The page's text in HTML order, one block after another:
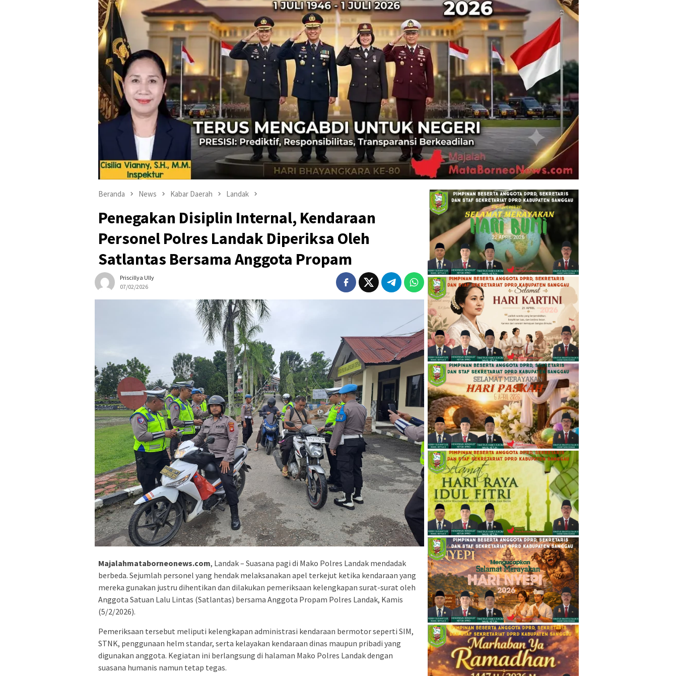
Beranda News Kabar Daerah Landak
Penegakan Disiplin Internal, Kendaraan
Personel Polres Landak Diperiksa Oleh
Satlantas Bersama Anggota Propam
Priscillya Ully
07/02/2026
Majalahmataborneonews.com, Landak – Suasana pagi di Mako Polres Landak mendadak
berbeda. Sejumlah personel yang hendak melaksanakan apel terkejut ketika kendaraan yang
mereka gunakan justru dihentikan dan dilakukan pemeriksaan kelengkapan surat-surat oleh
Anggota Satuan Lalu Lintas (Satlantas) bersama Anggota Propam Polres Landak, Kamis
(5/2/2026).
Pemeriksaan tersebut meliputi kelengkapan administrasi kendaraan bermotor seperti SIM,
STNK, penggunaan helm standar, serta kelayakan kendaraan dinas maupun pribadi yang
digunakan anggota. Kegiatan ini berlangsung di halaman Mako Polres Landak dengan
suasana humanis namun tetap tegas.